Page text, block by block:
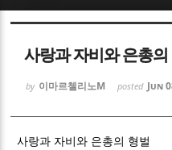
사랑과 자비와 은총의
by 이마르첼리노M posted Jun
사랑과 자비와 은총의 형벌
Sketchbook5,
Sketchbook5,